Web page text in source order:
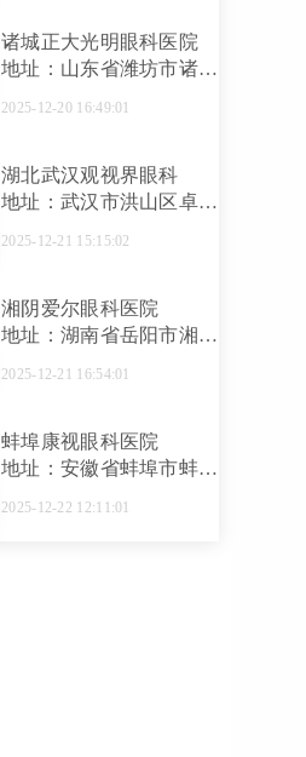
诸城正大光明眼科医院
地址：山东省潍坊市诸城
2025-12-20 16:49:01
湖北武汉观视界眼科
地址：武汉市洪山区卓刀
2025-12-21 15:15:02
湘阴爱尔眼科医院
地址：湖南省岳阳市湘阴
2025-12-21 16:54:01
蚌埠康视眼科医院
地址：安徽省蚌埠市蚌山
2025-12-22 12:11:01